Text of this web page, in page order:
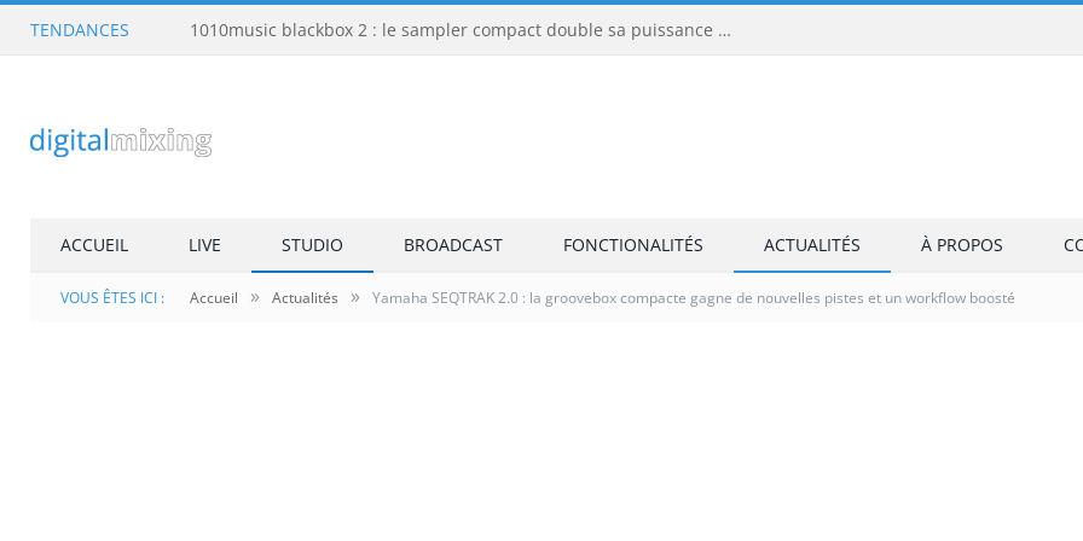
TENDANCES 1010music blackbox 2 : le sampler compact double sa puissance et embarque enfin une batterie
ACCUEIL LIVE STUDIO BROADCAST FONCTIONALITÉS ACTUALITÉS À PROPOS
VOUS ÊTES ICI : Accueil » Actualités » Yamaha SEQTRAK 2.0 : la groovebox compacte gagne de nouvelles pistes et un workflow boosté